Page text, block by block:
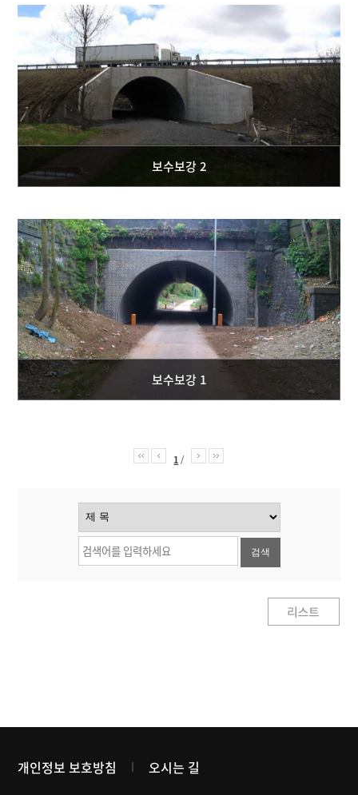
보수보강 2
보수보강 1
1/
검색
개인정보 보호방침 오시는 길